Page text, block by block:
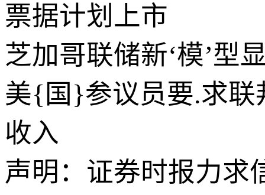
票据计划上市
芝加哥联储新‘模’型
美{国}参议员要.求联
收入
声明：证券时报力求